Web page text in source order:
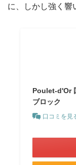
に、しかし強く響
Poulet-d'Or
ブロック
口コミを見